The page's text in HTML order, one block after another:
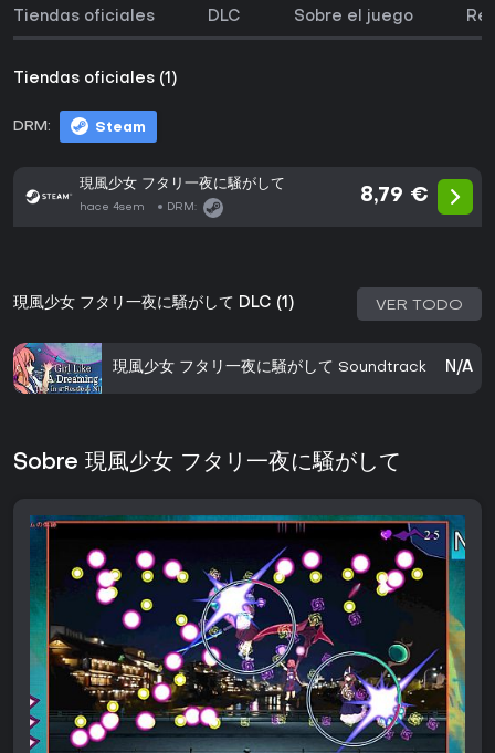
Tiendas oficiales DLC Sobre el juego
Tiendas oficiales (1)
DRM: Steam
現風少女 フタリ一夜に騒がして
hace 4sem DRM:
8,79 €
現風少女 フタリ一夜に騒がして DLC (1) VER TODO
現風少女 フタリ一夜に騒がして Soundtrack N/A
Sobre 現風少女 フタリ一夜に騒がして